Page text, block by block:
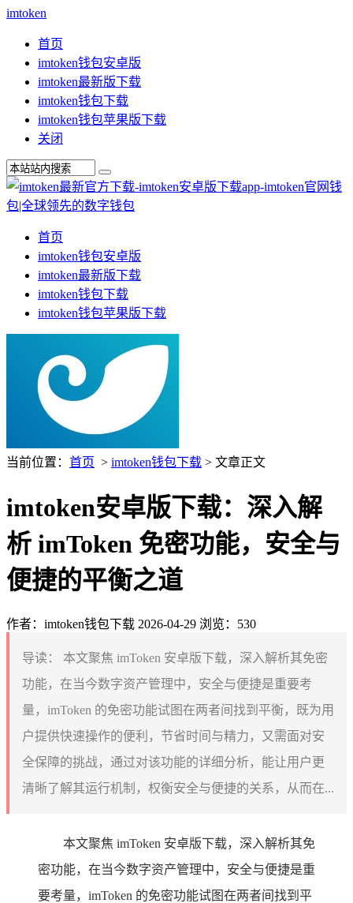
imtoken
首页
imtoken钱包安卓版
imtoken最新版下载
imtoken钱包下载
imtoken钱包苹果版下载
关闭
首页
imtoken钱包安卓版
imtoken最新版下载
imtoken钱包下载
imtoken钱包苹果版下载
当前位置： 首页 > imtoken钱包下载 > 文章正文
imtoken安卓版下载：深入解
析 imToken 免密功能，安全与
便捷的平衡之道
作者：imtoken钱包下载 2026-04-29 浏览：530
导读：
本文聚焦 imToken 安卓版下载，深入解析其免密
功能，在当今数字资产管理中，安全与便捷是重要考
量，imToken 的免密功能试图在两者间找到平衡，既为用
户提供快速操作的便利，节省时间与精力，又需面对安
全保障的挑战，通过对该功能的详细分析，能让用户更
清晰了解其运行机制，权衡安全与便捷的关系，从而在...
本文聚焦 imToken 安卓版下载，深入解析其免
密功能，在当今数字资产管理中，安全与便捷是重
要考量，imToken 的免密功能试图在两者间找到平